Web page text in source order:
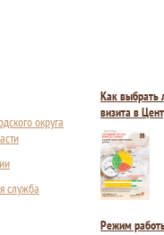
округа
служба
Как выбрать
визита в
Режим